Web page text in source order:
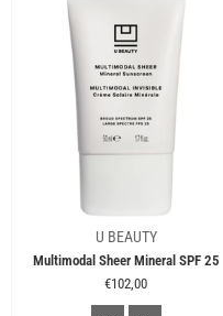
U BEAUTY
Multimodal Sheer Mineral SPF 25
Normaler
€102,00